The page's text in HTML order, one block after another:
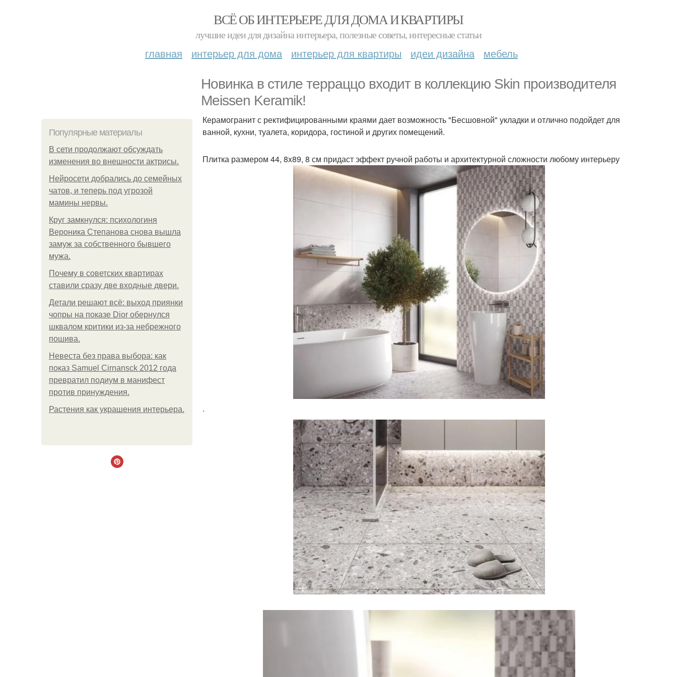
ВСЁ ОБ ИНТЕРЬЕРЕ ДЛЯ ДОМА И КВАРТИРЫ
лучшие идеи для дизайна интерьера, полезные советы, интересные статьи
главная интерьер для дома интерьер для квартиры идеи дизайна мебель
Новинка в стиле терраццо входит в коллекцию Skin производителя
Meissen Keramik!
Популярные материалы
В сети продолжают обсуждать
изменения во внешности актрисы.
Нейросети добрались до семейных
чатов, и теперь под угрозой
мамины нервы.
Круг замкнулся: психологиня
Вероника Степанова снова вышла
замуж за собственного бывшего
мужа.
Почему в советских квартирах
ставили сразу две входные двери.
Детали решают всё: выход приянки
чопры на показе Dior обернулся
шквалом критики из-за небрежного
пошива.
Невеста без права выбора: как
показ Samuel Cirnansck 2012 года
превратил подиум в манифест
против принуждения.
Растения как украшения интерьера.
Керамогранит с ректифицированными краями дает возможность "Бесшовной" укладки и отлично подойдет для
ванной, кухни, туалета, коридора, гостиной и других помещений.
Плитка размером 44, 8x89, 8 см придаст эффект ручной работы и архитектурной сложности любому интерьеру
.